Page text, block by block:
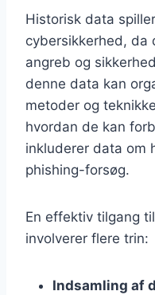
Historisk data
cybersikkerhed, da
angreb og
denne data kan
metoder og
hvordan de kan
inkluderer data om
phishing-forsøg.
En effektiv tilgang
involverer flere trin:
Indsamling af